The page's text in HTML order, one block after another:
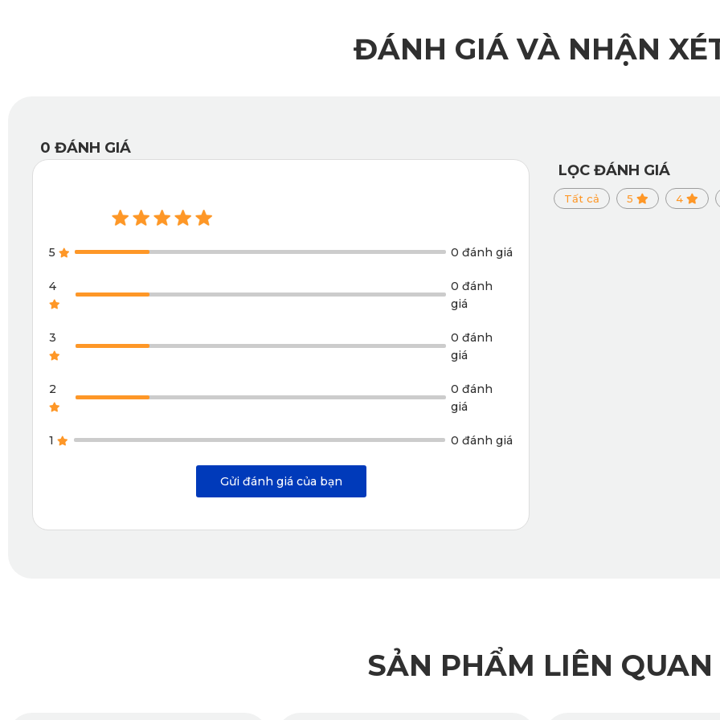
Nguyên liệu thảm lót sàn Hyundai Accent đã đạt chuẩn SGS, được phép lưu hành toàn cầu. KATA áp dụng công nghệ
nghệ CNC, máy ép nhiệt và máy may viền hiện đại.
ĐÁNH GIÁ VÀ NHẬN
0 ĐÁNH GIÁ
5 0 đánh giá
4
0 đánh
giá
3
0 đánh
giá
2
0 đánh
giá
1 0 đánh giá
Gửi đánh giá của bạn
LỌC ĐÁNH GIÁ
Tất cả 5 4
SẢN PHẨM LIÊN QUAN